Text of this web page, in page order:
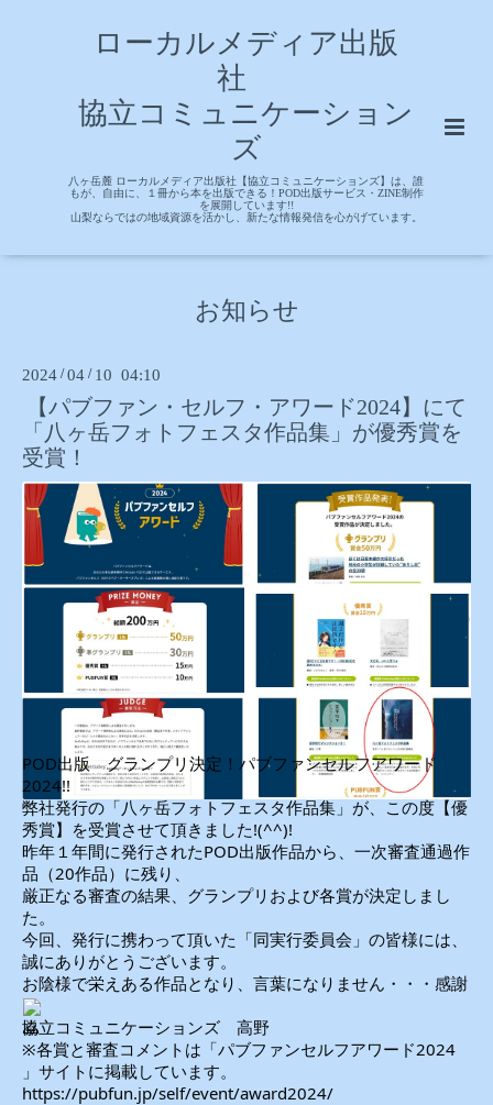
ローカルメディア出版
社
協立コミュニケーション
ズ
八ヶ岳麓 ローカルメディア出版社【協立コミュニケーションズ】は、誰
もが、自由に、１冊から本を出版できる！POD出版サービス・ZINE制作
を展開しています!!
山梨ならではの地域資源を活かし、新たな情報発信を心がげています。
お知らせ
2024 /04 / 10 04:10
【パブファン・セルフ・アワード2024】にて
「八ヶ岳フォトフェスタ作品集」が優秀賞を
受賞！
POD出版 グランプリ決定！パブファンセルフアワード
2024!!
弊社発行の「八ヶ岳フォトフェスタ作品集」が、この度【優
秀賞】を受賞させて頂きました!(^^)!
昨年１年間に発行されたPOD出版作品から、一次審査通過作
品（20作品）に残り、
厳正なる審査の結果、グランプリおよび各賞が決定しまし
た。
今回、発行に携わって頂いた「同実行委員会」の皆様には、
誠にありがとうございます。
お陰様で栄えある作品となり、言葉になりません・・・感謝
協立コミュニケーションズ 高野
※各賞と審査コメントは「パブファンセルフアワード2024
」サイトに掲載しています。
https://pubfun.jp/self/event/award2024/